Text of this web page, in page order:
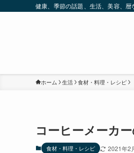
健康、季節の話題、生活、美容、
ホーム 生活 食材・料理・レシピ
コーヒーメーカ
食材・料理・レシピ 2021年2